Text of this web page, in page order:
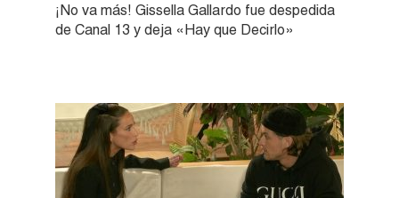
¡No va más! Gissella Gallardo fue despedida
de Canal 13 y deja «Hay que Decirlo»